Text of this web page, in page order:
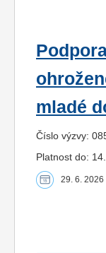
mladé
Číslo výzvy:
Platnost do:
29. 6. 2026